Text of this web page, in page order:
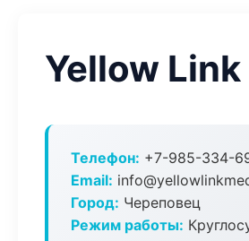
Yellow
Телефон: +7-985-334-
Email:
Город: Череповец
Режим работы: